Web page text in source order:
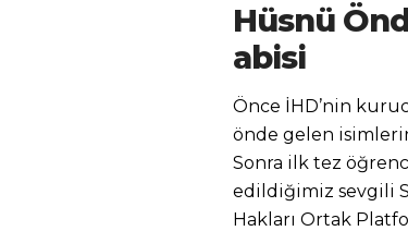
Hüsnü
abisi
Önce İHD’nin
önde gelen
Sonra ilk tez
edildiğimiz sevgili
Hakları Ortak